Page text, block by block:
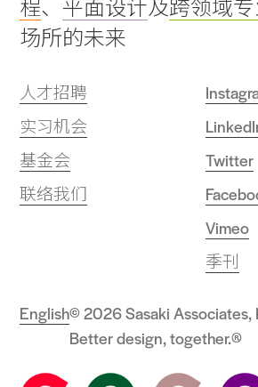
程、 平面设计及跨领域
场所的未来
人才招聘
实习机会
基金会
联络我们
Twitter
Vimeo
季刊
© 2026 Sasaki Associates,
Better design, together.®
English